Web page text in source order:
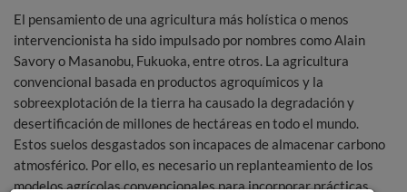
El pensamiento de una agricultura más holística o menos
intervencionista ha sido impulsado por nombres como Alain
Savory o Masanobu, Fukuoka, entre otros. La agricultura
convencional basada en productos agroquímicos y la
sobreexplotación de la tierra ha causado la degradación y
desertificación de millones de hectáreas en todo el mundo.
Estos suelos desgastados son incapaces de almacenar carbono
atmosférico. Por ello, es necesario un replanteamiento de los
modelos agrícolas convencionales para incorporar prácticas